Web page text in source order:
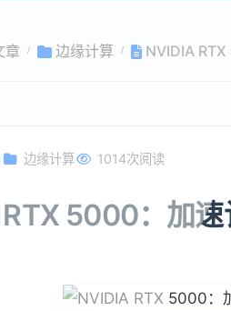
章 边缘计算 NVIDIA
边缘计算 1014次阅读
5000：加